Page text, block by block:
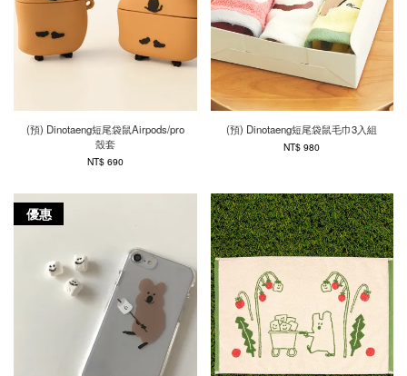
(預) Dinotaeng短尾袋鼠Airpods/pro
殼套
NT$ 690
(預) Dinotaeng短尾袋鼠毛巾3入組
NT$ 980
優惠